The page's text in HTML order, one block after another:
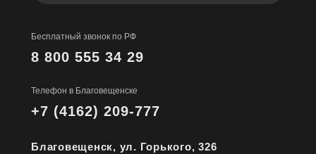
Бесплатный звонок по РФ
8 800 555 34 29
Телефон в Благовещенске
+7 (4162) 209-777
Благовещенск, ул. Горького, 326